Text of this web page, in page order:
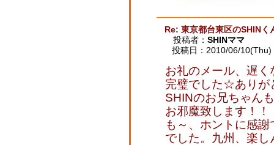
Re: 東京都台東区のSHINく
投稿者： SHINママ
投稿日：2010/06/
お礼のメール、遅く
完璧でした☆ありが
SHINのお兄ちゃん
お邪魔致します！！
も～、ホントに感
でした。九州、楽し